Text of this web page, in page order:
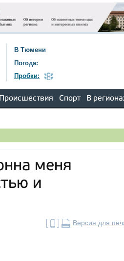
В Тюмени
Погода:
Пробки:
Происшествия Спорт В
меня
и
Версия для